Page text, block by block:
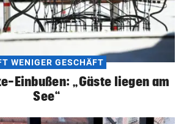
WENIGER GESCHÄFT
Einbußen: „Gäste liegen am
See“